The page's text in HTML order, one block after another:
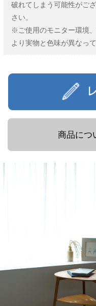
破れてしまう可能性がご
さい。
※ご使用のモニター環境
より実物と色味が異なっ
商品につ